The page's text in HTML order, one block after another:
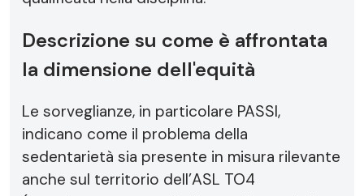
Descrizione su come è affrontata
la dimensione dell'equità
Le sorveglianze, in particolare PASSI,
indicano come il problema della
sedentarietà sia presente in misura rilevante
anche sul territorio dell’ASL TO4